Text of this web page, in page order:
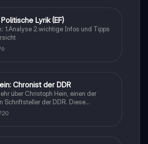
historischen Kontexten
möchten.Lyrik (EF)
1.Analyse 2.wichtige Infos und Tipps
6
Chronist der DDR
über Christoph Hein, einen der
Schriftsteller der DDR. Diese
beleuchtet seine wichtigsten
und den Einfluss seiner Literatur auf
20